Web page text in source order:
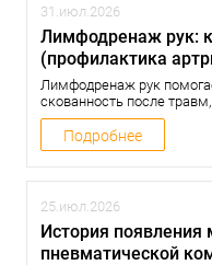
31.июл.2026
Лимфодренаж рук:
(профилактика
травм)
Лимфодренаж рук
скованность после
Рассказываем, кому
она применяется в
противопоказаниях
Подробнее
25.июл.2026
История
пневматической